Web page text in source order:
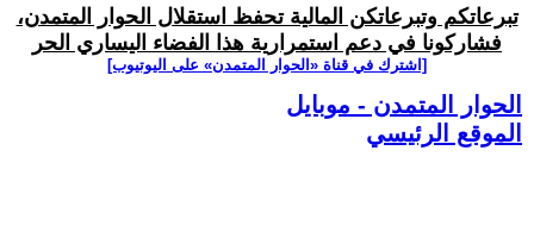
تبرعاتكم وتبرعاتكن المالية تحفظ استقلال الحوار المتمدن،
فشاركونا في دعم استمرارية هذا الفضاء اليساري الحر
[اشترك في قناة ‫«الحوار المتمدن» على اليوتيوب]
الحوار المتمدن - موبايل
الموقع الرئيسي